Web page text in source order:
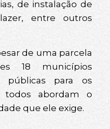
de instalação de
entre outros
de uma parcela
18 municípios
públicas para os
todos abordam o
que ele exige.